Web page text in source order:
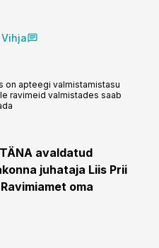
Vihja
on apteegi valmistamistasu
ravimeid valmistades saab
avaldatud
juhataja Liis Prii
oma